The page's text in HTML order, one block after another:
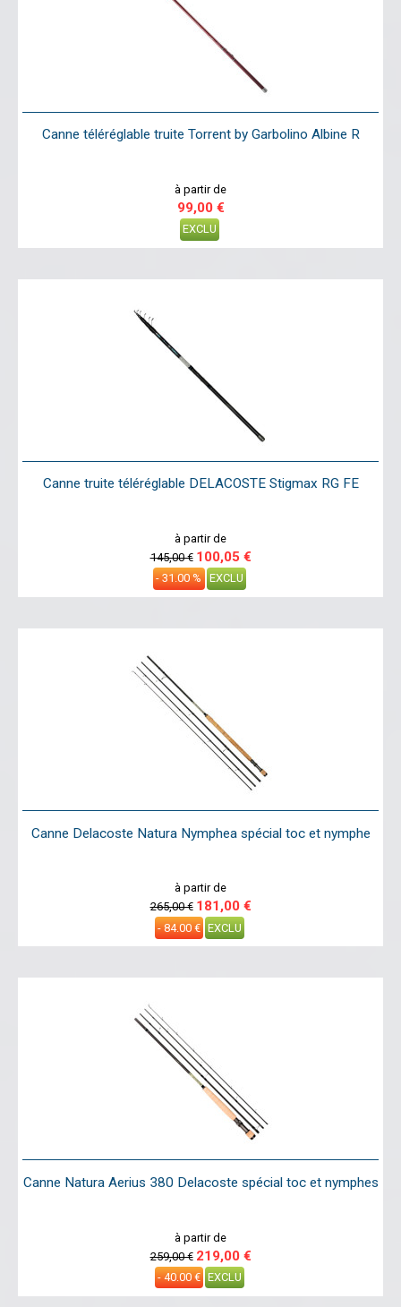
Canne téléréglable truite Torrent by Garbolino Albine R
à partir de
99,00 €
EXCLU
Canne truite téléréglable DELACOSTE Stigmax RG FE
à partir de
145,00 € 100,05 €
- 31.00 % EXCLU
Canne Delacoste Natura Nymphea spécial toc et nymphe
à partir de
265,00 € 181,00 €
- 84.00 € EXCLU
Canne Natura Aerius 380 Delacoste spécial toc et nymphes
à partir de
259,00 € 219,00 €
- 40.00 € EXCLU